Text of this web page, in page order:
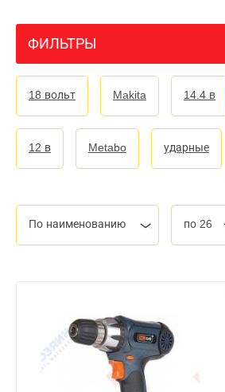
ФИЛЬТРЫ
18 вольт Makita 14.4 в
12 в Metabo ударные
По наименованию по 26